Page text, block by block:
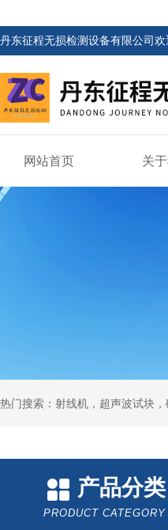
丹东征程无损检测设备有限公司欢
网站首页 关
热门搜索：射线机，超声波试块
产品分类
PRODUCT CATEGORY